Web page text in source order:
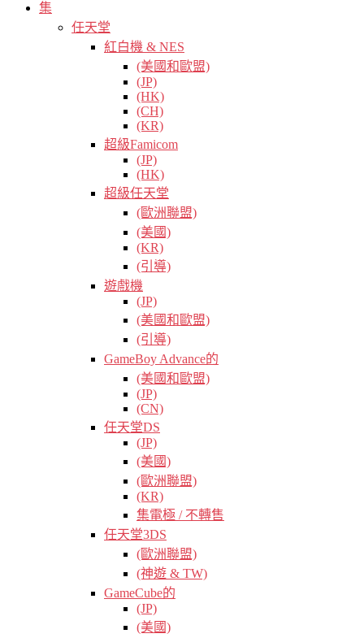
集
任天堂
紅白機 & NES
(美國和歐盟)
(JP)
(HK)
(CH)
(KR)
超級Famicom
(JP)
(HK)
超級任天堂
(歐洲聯盟)
(美國)
(KR)
(引導)
遊戲機
(JP)
(美國和歐盟)
(引導)
GameBoy Advance的
(美國和歐盟)
(JP)
(CN)
任天堂DS
(JP)
(美國)
(歐洲聯盟)
(KR)
集電極 / 不轉售
任天堂3DS
(歐洲聯盟)
(神遊 & TW)
GameCube的
(JP)
(美國)